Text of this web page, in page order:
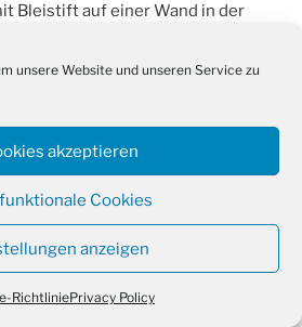
unsere Website und unseren Service zu
akzeptieren
Cookies
anzeigen
RichtliniePrivacy Policy
Bleistift auf einer Wand in der